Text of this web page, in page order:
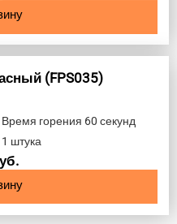
(FPS035)
Время горения 60 секунд
1 штука